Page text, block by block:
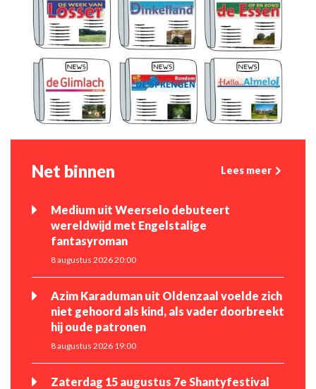
Net binnen Lees meer
Medium uit Weerselo debuteert
wereldwijd met Engelstalige
fantasyroman
8 augustus 2026 20:00
Azim Karaduman uit Oldenzaal voelde zich
niet gehoord als kind, als vader doorbreekt
hij oude patronen
8 augustus 2026 19:00
Zaterdag 15 augustus 7e Shantyfestival